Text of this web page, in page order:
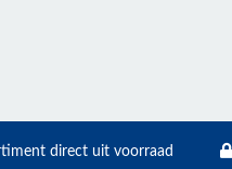
direct uit voorraad